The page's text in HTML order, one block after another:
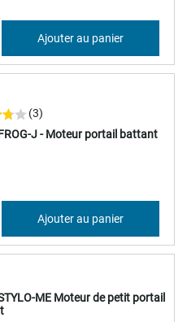
Ajouter au panier
J - Moteur portail battant
(3)
Ajouter au panier
ME Moteur de petit portail